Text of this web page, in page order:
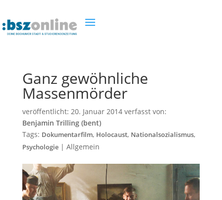
Ganz gewöhnliche
Massenmörder
veröffentlicht: 20. Januar 2014verfasst von:
Benjamin Trilling (bent)
Tags: Dokumentarfilm, Holocaust, Nationalsozialismus,
Psychologie| Allgemein